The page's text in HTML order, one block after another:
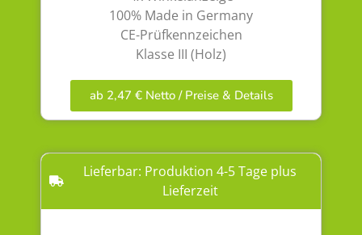
100% Made in Germany
CE-Prüfkennzeichen
Klasse III (Holz)
ab 2,47 € Netto / Preise & Details
Lieferbar: Produktion 4-5 Tage plus
Lieferzeit